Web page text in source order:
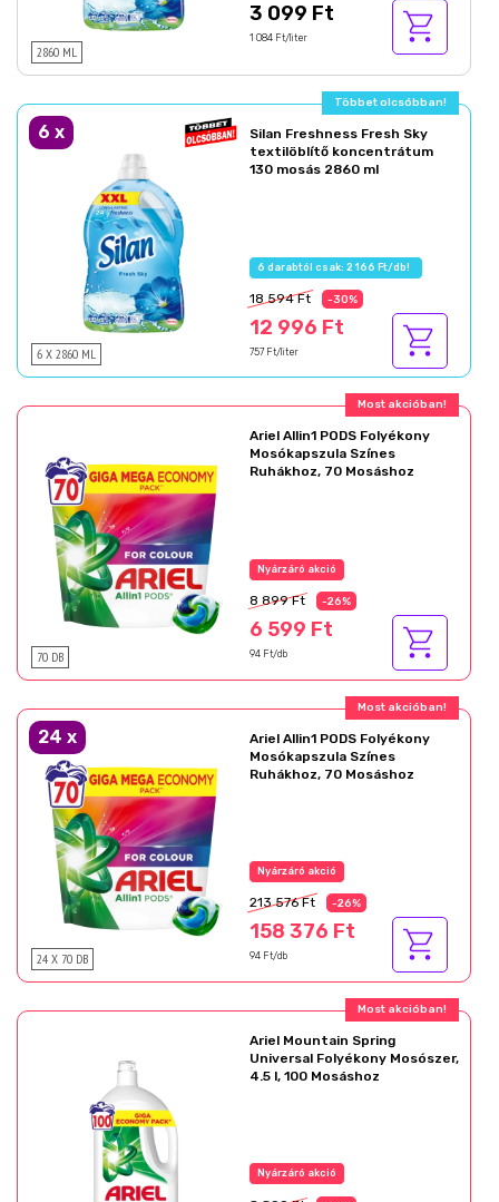
2860 ML
3 099 Ft
1 084 Ft/liter
Többet olcsóbban!
6 x
6 X 2860 ML
Silan Freshness Fresh Sky
textilöblítő koncentrátum
130 mosás 2860 ml
6 darabtól csak: 2 166 Ft/db!
18 594 Ft -30%
12 996 Ft
757 Ft/liter
Ajándék akció!
70 DB
Ariel Allin1 PODS Folyékony
Mosókapszula Színes
Ruhákhoz, 70 Mosáshoz
Az akció részletei
8 899 Ft -26%
6 599 Ft
94 Ft/db
Ajándék akció!
24 x
24 X 70 DB
Ariel Allin1 PODS Folyékony
Mosókapszula Színes
Ruhákhoz, 70 Mosáshoz
Az akció részletei
213 576 Ft -26%
158 376 Ft
94 Ft/db
Ajándék akció!
Ariel Mountain Spring
Universal Folyékony Mosószer,
4.5 l, 100 Mosáshoz
Az akció részletei